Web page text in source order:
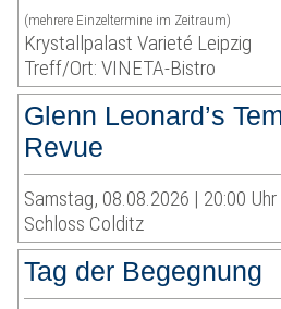
(mehrere Einzeltermine im Zeitraum)
Krystallpalast Varieté Leipzig
Treff/Ort: VINETA-Bistro
Glenn Leonard’s
Revue
Samstag, 08.08.2026 | 20:00 Uhr
Schloss Colditz
Tag der Begegnung